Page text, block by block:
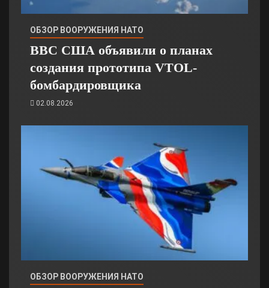
ОБЗОР ВООРУЖЕНИЯ НАТО
ВВС США объявили о планах
создания прототипа VTOL-
бомбардировщика
02.08.2026
ОБЗОР ВООРУЖЕНИЯ НАТО